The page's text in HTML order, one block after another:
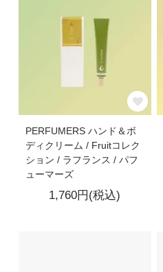
PERFUMERS ハンド＆ボ
ディクリーム / Fruitコレク
ション / ラフランス / パフ
ューマーズ
1,760円(税込)